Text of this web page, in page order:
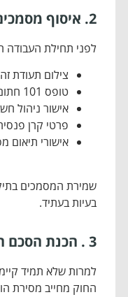
2. איסוף מסמכים מהעובד
לפני תחילת העבודה
צילום תעודת
טופס 101 חתום
אישור ניהול
פרטי קרן
אישורי תיאום
שמירת המסמכים
בעיות בעתיד.
3 . הכנת הסכם העסקה
למרות שלא תמיד
החוק מחייב מסירת